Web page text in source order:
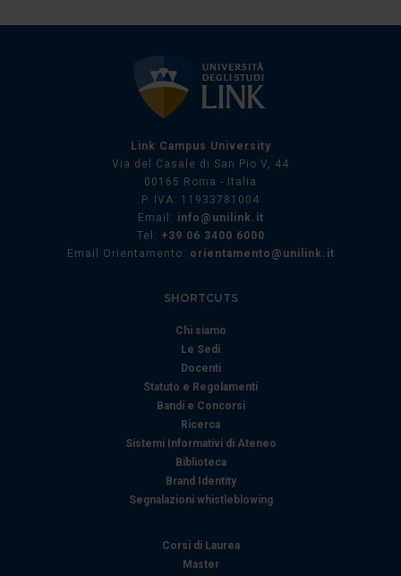
annunci, per fornire funzionalità dei social media e per
analizzare il nostro traffico. Condividiamo inoltre
informazioni sul modo in cui utilizza il nostro sito con i
pubblicità e social media, i quali potrebbero combinarle
con altre informazioni che ha fornito loro o che hanno
raccolto dal suo utilizzo dei loro servizi.
Link Campus University
Via del Casale di San Pio V, 44
00165 Roma - Italia
P. IVA: 11933781004
Email: info@unilink.it
Tel: +39 06 3400 6000
Email Orientamento: orientamento@unilink.it
SHORTCUTS
Chi siamo
Le Sedi
Docenti
Statuto e Regolamenti
Bandi e Concorsi
Ricerca
Sistemi Informativi di Ateneo
Biblioteca
Brand Identity
Segnalazioni whistleblowing
Corsi di Laurea
Master